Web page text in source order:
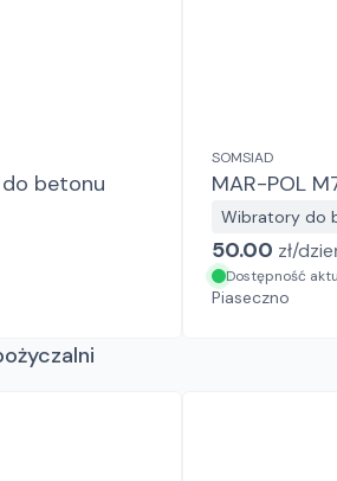
do betonu
SOMSIAD
MAR-POL
Wibratory do
50.00 zł/
Dostępność
Piaseczno